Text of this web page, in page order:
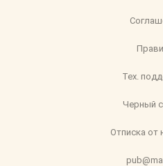
Тех.
Черный
Отписка от